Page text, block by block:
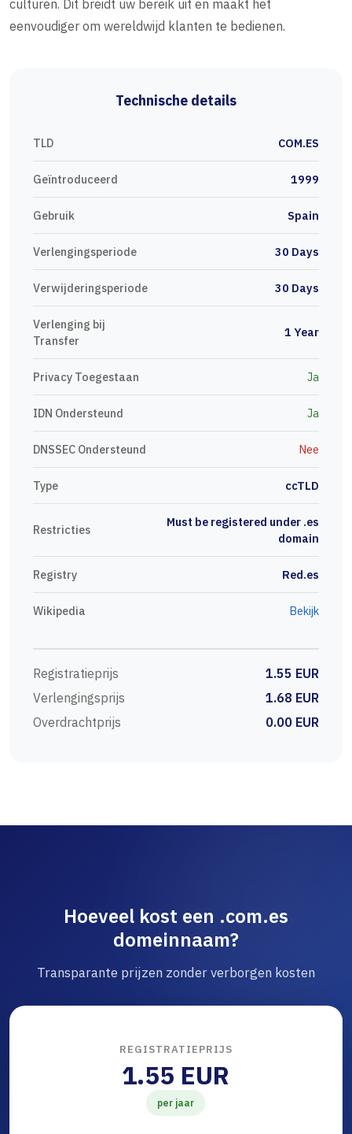
culturen. Dit breidt uw bereik uit en maakt het
eenvoudiger om wereldwijd klanten te bedienen.
Technische details
TLD COM.ES
Geïntroduceerd 1999
Gebruik Spain
Verlengingsperiode 30 Days
Verwijderingsperiode 30 Days
Verlenging bij
Transfer
1 Year
Privacy Toegestaan Ja
IDN Ondersteund Ja
DNSSEC Ondersteund Nee
Type ccTLD
Restricties
Must be registered under .es
domain
Registry Red.es
Wikipedia Bekijk
Registratieprijs
1.55 EUR
Verlengingsprijs
1.68 EUR
Overdrachtprijs
0.00 EUR
Hoeveel kost een .com.es
domeinnaam?
Transparante prijzen zonder verborgen kosten
REGISTRATIEPRIJS
1.55 EUR
per jaar